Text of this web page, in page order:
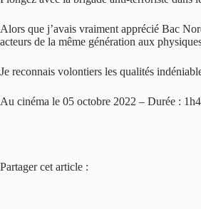
Alors que j’avais vraiment apprécié Bac
acteurs de la même génération aux
Je reconnais volontiers les qualités
Au cinéma le 05 octobre 2022 – Durée :
Partager cet article :